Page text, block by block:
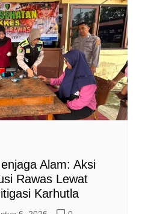
Alam: Aksi
Rawas Lewat
Karhutla